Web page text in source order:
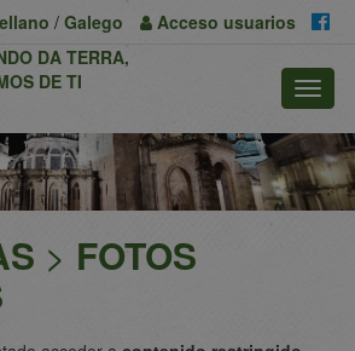
/ Galego Acceso usuarios
DA TERRA,
DE TI
> FOTOS